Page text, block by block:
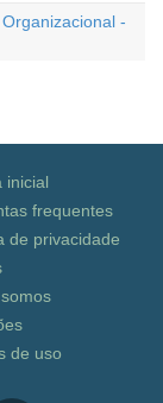
-
inicial
frequentes
de privacidade
de uso